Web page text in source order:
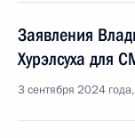
Заявления
Хурэлсуха для
3 сентября 2024